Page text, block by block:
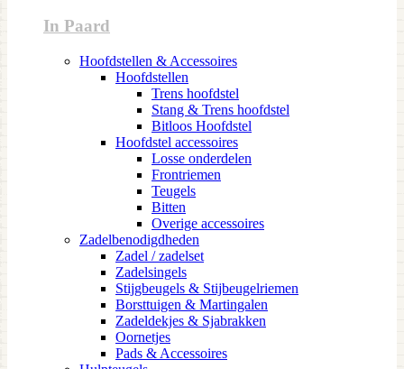
In Paard
Hoofdstellen & Accessoires
Hoofdstellen
Trens hoofdstel
Stang & Trens hoofdstel
Bitloos Hoofdstel
Hoofdstel accessoires
Losse onderdelen
Frontriemen
Teugels
Bitten
Overige accessoires
Zadelbenodigdheden
Zadel / zadelset
Zadelsingels
Stijgbeugels & Stijbeugelriemen
Borsttuigen & Martingalen
Zadeldekjes & Sjabrakken
Oornetjes
Pads & Accessoires